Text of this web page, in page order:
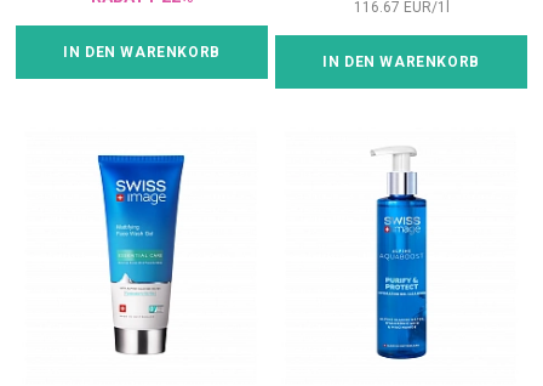
IN DEN WARENKORB
116.67 EUR/1
IN DEN WARENKORB